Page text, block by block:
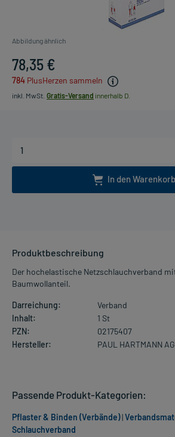
Abbildung ähnlich
78,35 €
784 PlusHerzen sammeln
inkl. MwSt. Gratis-Versand innerhalb D.
In den Warenkorb
Produktbeschreibung
Der hochelastische Netzschlauchverband
Baumwollanteil.
Darreichung:
Verband
Inhalt:
1 St
PZN:
02175407
Hersteller:
PAUL HARTMANN AG
Passende Produkt-Kategorien:
Pflaster & Binden (Verbände)|
Schlauchverband